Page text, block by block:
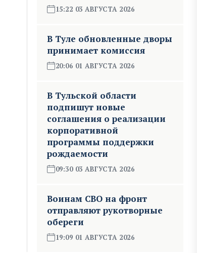
15:22 03 АВГУСТА 2026
В Туле обновленные дворы
принимает комиссия
20:06 01 АВГУСТА 2026
В Тульской области
подпишут новые
соглашения о реализации
корпоративной
программы поддержки
рождаемости
09:30 03 АВГУСТА 2026
Воинам СВО на фронт
отправляют рукотворные
обереги
19:09 01 АВГУСТА 2026